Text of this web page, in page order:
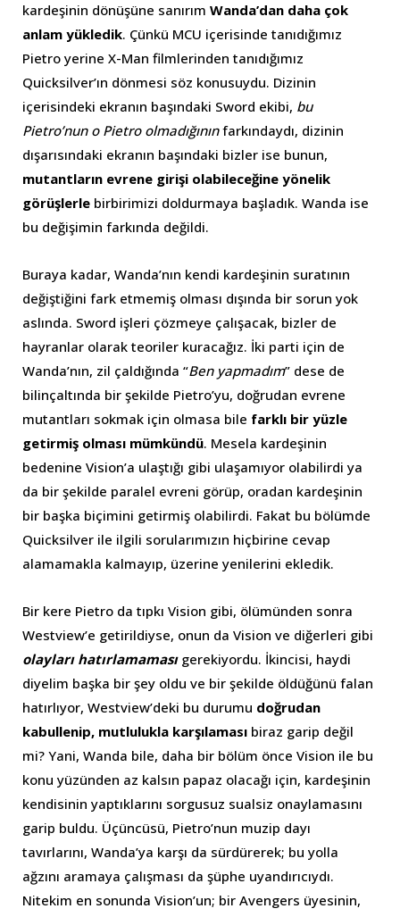
kardeşinin dönüşüne sanırım Wanda’dan daha çok
anlam yükledik. Çünkü MCU içerisinde tanıdığımız
Pietro yerine X-Man filmlerinden tanıdığımız
Quicksilver’ın dönmesi söz konusuydu. Dizinin
içerisindeki ekranın başındaki Sword ekibi, bu
Pietro’nun o Pietro olmadığınınfarkındaydı, dizinin
dışarısındaki ekranın başındaki bizler ise bunun,
mutantların evrene girişi olabileceğine yönelik
görüşlerle birbirimizi doldurmaya başladık. Wanda ise
bu değişimin farkında değildi.
Buraya kadar, Wanda’nın kendi kardeşinin suratının
değiştiğini fark etmemiş olması dışında bir sorun yok
aslında. Sword işleri çözmeye çalışacak, bizler de
hayranlar olarak teoriler kuracağız. İki parti için de
Wanda’nın, zil çaldığında “Ben yapmadım” dese de
bilinçaltında bir şekilde Pietro’yu, doğrudan evrene
mutantları sokmak için olmasa bile farklı bir yüzle
getirmiş olması mümkündü. Mesela kardeşinin
bedenine Vision’a ulaştığı gibi ulaşamıyor olabilirdi ya
da bir şekilde paralel evreni görüp, oradan kardeşinin
bir başka biçimini getirmiş olabilirdi. Fakat bu bölümde
Quicksilver ile ilgili sorularımızın hiçbirine cevap
alamamakla kalmayıp, üzerine yenilerini ekledik.
Bir kere Pietro da tıpkı Vision gibi, ölümünden sonra
Westview’e getirildiyse, onun da Vision ve diğerleri gibi
olayları hatırlamaması gerekiyordu. İkincisi, haydi
diyelim başka bir şey oldu ve bir şekilde öldüğünü falan
hatırlıyor, Westview’deki bu durumu doğrudan
kabullenip, mutlulukla karşılaması biraz garip değil
mi? Yani, Wanda bile, daha bir bölüm önce Vision ile bu
konu yüzünden az kalsın papaz olacağı için, kardeşinin
kendisinin yaptıklarını sorgusuz sualsiz onaylamasını
garip buldu. Üçüncüsü, Pietro’nun muzip dayı
tavırlarını, Wanda’ya karşı da sürdürerek; bu yolla
ağzını aramaya çalışması da şüphe uyandırıcıydı.
Nitekim en sonunda Vision’un; bir Avengers üyesinin,